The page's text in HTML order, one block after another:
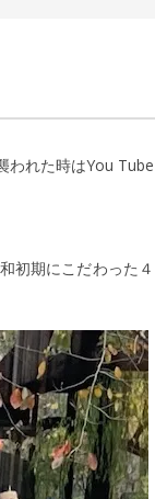
われた時はYou Tube
初期にこだわった４